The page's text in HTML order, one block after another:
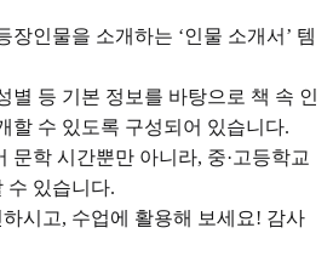
장인물을 소개하는 ‘인물 소개서’ 템
별 등 기본 정보를 바탕으로 책 속 인
할 수 있도록 구성되어 있습니다.
문학 시간뿐만 아니라, 중·고등학교
수 있습니다.
시고, 수업에 활용해 보세요! 감사